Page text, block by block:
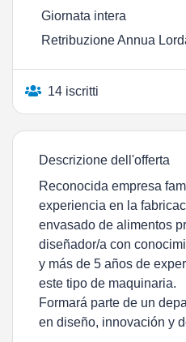
Giornata intera
Retribuzione Annua
14 iscritti
Descrizione dell'offerta
Reconocida empresa
experiencia en la
envasado de alimentos
diseñador/a con
y más de 5 años de
este tipo de maquinaria.
Formará parte de un
en diseño, innovación y